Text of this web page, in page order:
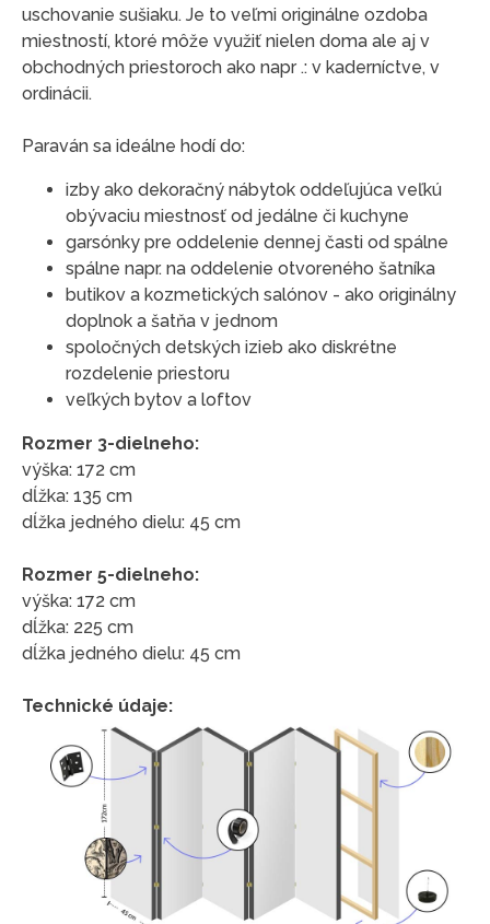
uschovanie sušiaku. Je to veľmi originálne ozdoba
miestností, ktoré môže využiť nielen doma ale aj v
obchodných priestoroch ako napr .: v kaderníctve, v
ordinácii.
Paraván sa ideálne hodí do:
izby ako dekoračný nábytok oddeľujúca veľkú
obývaciu miestnosť od jedálne či kuchyne
garsónky pre oddelenie dennej časti od spálne
spálne napr. na oddelenie otvoreného šatníka
butikov a kozmetických salónov - ako originálny
doplnok a šatňa v jednom
spoločných detských izieb ako diskrétne
rozdelenie priestoru
veľkých bytov a loftov
Rozmer 3-dielneho:
výška: 172 cm
dĺžka: 135 cm
dĺžka jedného dielu: 45 cm
Rozmer 5-dielneho:
výška: 172 cm
dĺžka: 225 cm
dĺžka jedného dielu: 45 cm
Technické údaje: